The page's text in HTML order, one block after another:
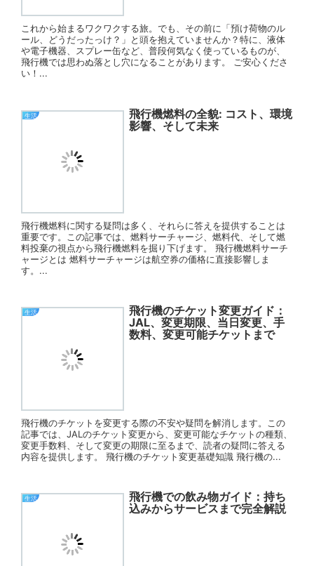
これから始まるワクワクする旅。でも、その前に「預け荷物のル
ール、どうだったっけ？」と頭を抱えていませんか？特に、液体
や電子機器、スプレー缶など、普段何気なく使っているものが、
飛行機では思わぬ落とし穴になることがあります。 ご安心くださ
い！...
生活
飛行機燃料の全貌: コスト、環境
影響、そして未来
飛行機燃料に関する疑問は多く、それらに答えを提供することは
重要です。この記事では、燃料サーチャージ、燃料代、そして燃
料投棄の視点から飛行機燃料を掘り下げます。 飛行機燃料サーチ
ャージとは 燃料サーチャージは航空券の価格に直接影響しま
す。...
生活
飛行機のチケット変更ガイド：
JAL、変更期限、当日変更、手
数料、変更可能チケットまで
飛行機のチケットを変更する際の不安や疑問を解消します。この
記事では、JALのチケット変更から、変更可能なチケットの種類、
変更手数料、そして変更の期限に至るまで、読者の疑問に答える
内容を提供します。 飛行機のチケット変更基礎知識 飛行機の...
生活
飛行機での飲み物ガイド：持ち
込みからサービスまで完全解説